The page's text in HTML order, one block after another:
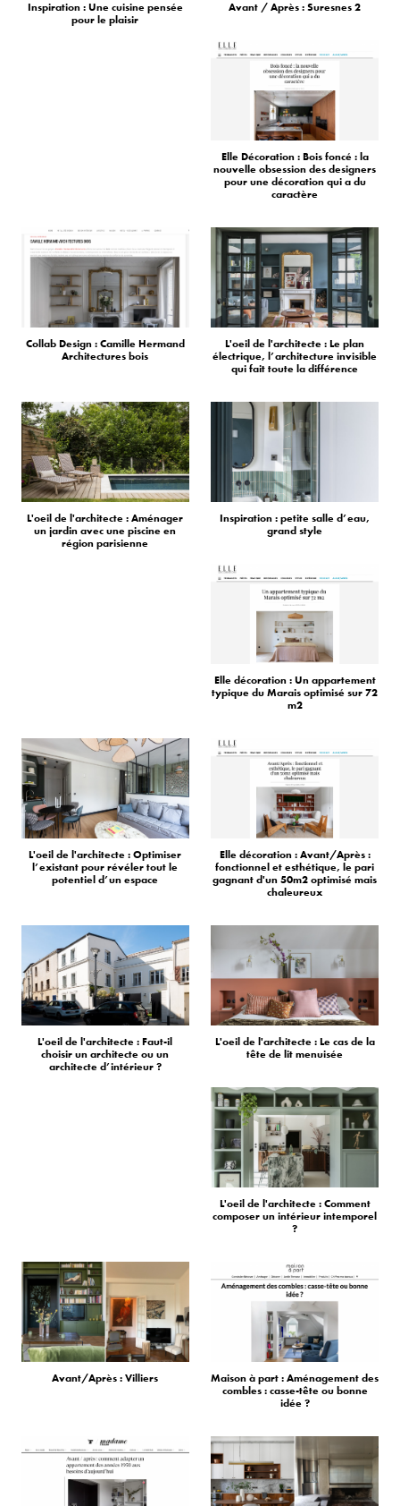
Inspiration : Une cuisine pensée
pour le plaisir
Avant / Après : Suresnes 2
Elle Décoration : Bois foncé : la
nouvelle obsession des designers
pour une décoration qui a du
caractère
Collab Design : Camille Hermand
Architectures bois
L'oeil de l'architecte : Le plan
électrique, l’architecture invisible
qui fait toute la différence
L'oeil de l'architecte : Aménager
un jardin avec une piscine en
région parisienne
Inspiration : petite salle d’eau,
grand style
Elle décoration : Un appartement
typique du Marais optimisé sur 72
m2
L'oeil de l'architecte : Optimiser
l’existant pour révéler tout le
potentiel d’un espace
Elle décoration : Avant/Après :
fonctionnel et esthétique, le pari
gagnant d'un 50m2 optimisé mais
chaleureux
L'oeil de l'architecte : Faut-il
choisir un architecte ou un
architecte d’intérieur ?
L'oeil de l'architecte : Le cas de la
tête de lit menuisée
L'oeil de l'architecte : Comment
composer un intérieur intemporel
?
Avant/Après : Villiers
Maison à part : Aménagement des
combles : casse-tête ou bonne
idée ?